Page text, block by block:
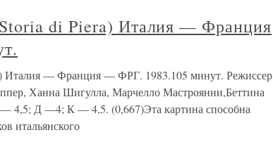
di Piera) Италия — Франция
— Франция — ФРГ. 1983.105 минут. Режиссер
Ханна Шигулла, Марчелло Мастроянни,Беттина
Д —4; К — 4,5. (0,667)Эта картина способна
итальянского